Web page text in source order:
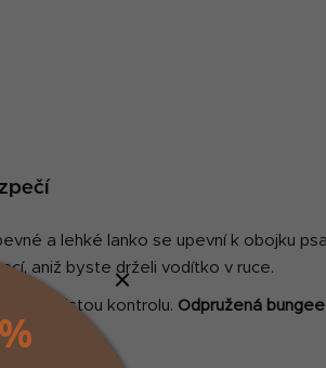
a lehké lanko se upevní k obojku
aniž byste drželi vodítko v ruce.
ale i jistou kontrolu. Odpružená